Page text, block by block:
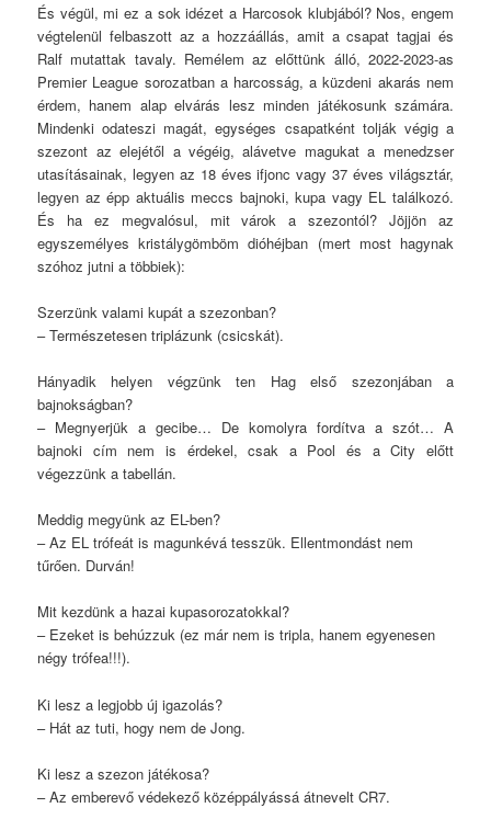
És végül, mi ez a sok idézet a Harcosok klubjából? Nos, engem
végtelenül felbaszott az a hozzáállás, amit a csapat tagjai és
Ralf mutattak tavaly. Remélem az előttünk álló, 2022-2023-as
Premier League sorozatban a harcosság, a küzdeni akarás nem
érdem, hanem alap elvárás lesz minden játékosunk számára.
Mindenki odateszi magát, egységes csapatként tolják végig a
szezont az elejétől a végéig, alávetve magukat a menedzser
utasításainak, legyen az 18 éves ifjonc vagy 37 éves világsztár,
legyen az épp aktuális meccs bajnoki, kupa vagy EL találkozó.
És ha ez megvalósul, mit várok a szezontól? Jöjjön az
egyszemélyes kristálygömböm dióhéjban (mert most hagynak
szóhoz jutni a többiek):
Szerzünk valami kupát a szezonban?
– Természetesen triplázunk (csicskát).
Hányadik helyen végzünk ten Hag első szezonjában a
bajnokságban?
– Megnyerjük a gecibe… De komolyra fordítva a szót… A
bajnoki cím nem is érdekel, csak a Pool és a City előtt
végezzünk a tabellán.
Meddig megyünk az EL-ben?
– Az EL trófeát is magunkévá tesszük. Ellentmondást nem
tűrően. Durván!
Mit kezdünk a hazai kupasorozatokkal?
– Ezeket is behúzzuk (ez már nem is tripla, hanem egyenesen
négy trófea!!!).
Ki lesz a legjobb új igazolás?
– Hát az tuti, hogy nem de Jong.
Ki lesz a szezon játékosa?
– Az emberevő védekező középpályássá átnevelt CR7.